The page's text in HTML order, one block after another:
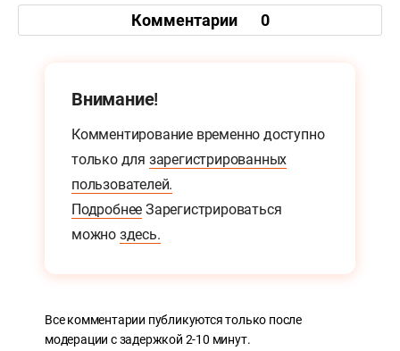
Комментарии 0
Внимание!
Комментирование временно доступно
только для зарегистрированных
пользователей.
Подробнее Зарегистрироваться
можно здесь.
Все комментарии публикуются только после
модерации с задержкой 2-10 минут.